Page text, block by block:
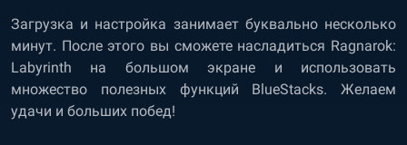
Загрузка и настройка занимает буквально несколько
минут. После этого вы сможете насладиться Ragnarok:
Labyrinth на большом экране и использовать
множество полезных функций BlueStacks. Желаем
удачи и больших побед!